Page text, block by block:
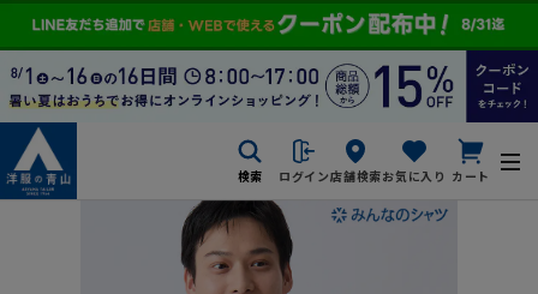
検索 ログイン店舗検索お気に入り カート